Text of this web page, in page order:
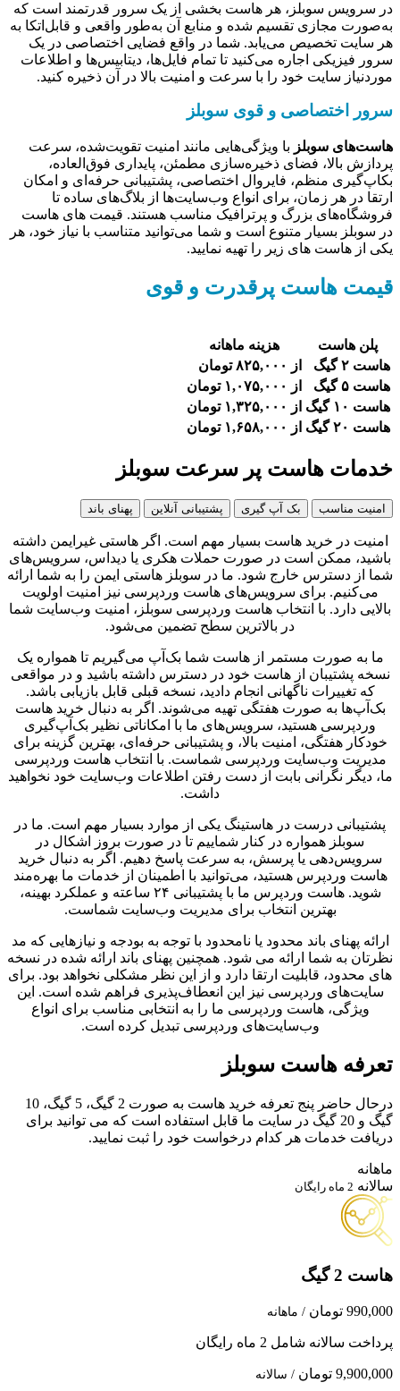
در سرویس سوبلز، هر هاست بخشی از یک سرور قدرتمند است که
به‌صورت مجازی تقسیم شده و منابع آن به‌طور واقعی و قابل‌اتکا به
هر سایت تخصیص می‌یابد. شما در واقع فضایی اختصاصی در یک
سرور فیزیکی اجاره می‌کنید تا تمام فایل‌ها، دیتابیس‌ها و اطلاعات
موردنیاز سایت خود را با سرعت و امنیت بالا در آن ذخیره کنید.
سرور اختصاصی و قوی سوبلز
هاست‌های سوبلز با ویژگی‌هایی مانند امنیت تقویت‌شده، سرعت
پردازش بالا، فضای ذخیره‌سازی مطمئن، پایداری فوق‌العاده،
بکاپ‌گیری منظم، فایروال اختصاصی، پشتیبانی حرفه‌ای و امکان
ارتقا در هر زمان، برای انواع وب‌سایت‌ها از بلاگ‌های ساده تا
فروشگاه‌های بزرگ و پرترافیک مناسب هستند. قیمت های هاست
در سوبلز بسیار متنوع است و شما می‎‌توانید متناسب با نیاز خود، هر
یکی از هاست های زیر را تهیه نمایید.
قیمت هاست پرقدرت و قوی
پلن هاست
هزینه ماهانه
هاست ۲ گیگ
از ۸۲۵,۰۰۰ تومان
هاست ۵ گیگ
از ۱,۰۷۵,۰۰۰ تومان
هاست ۱۰ گیگ
از ۱,۳۲۵,۰۰۰ تومان
هاست ۲۰ گیگ
از ۱,۶۵۸,۰۰۰ تومان
خدمات هاست پر سرعت سوبلز
امنیت مناسب بک آپ گیری پشتیبانی آنلاین پهنای باند
امنیت در خرید هاست بسیار مهم است. اگر هاستی غیرایمن داشته
باشید، ممکن است در صورت حملات هکری یا دیداس، سرویس‌های
شما از دسترس خارج شود. ما در سوبلز هاستی ایمن را به شما ارائه
می‌کنیم. برای سرویس‌های هاست وردپرسی نیز امنیت اولویت
بالایی دارد. با انتخاب هاست وردپرسی سوبلز، امنیت وب‌سایت شما
در بالاترین سطح تضمین می‌شود.
ما به صورت مستمر از هاست شما بک‌آپ می‌گیریم تا همواره یک
نسخه پشتیبان از هاست خود در دسترس داشته باشید و در مواقعی
که تغییرات ناگهانی انجام دادید، نسخه قبلی قابل بازیابی باشد.
بک‌آپ‌ها به صورت هفتگی تهیه می‌شوند. اگر به دنبال خرید هاست
وردپرسی هستید، سرویس‌های ما با امکاناتی نظیر بک‌آپ‌گیری
خودکار هفتگی، امنیت بالا، و پشتیبانی حرفه‌ای، بهترین گزینه برای
مدیریت وب‌سایت وردپرسی شماست. با انتخاب هاست وردپرسی
ما، دیگر نگرانی بابت از دست رفتن اطلاعات وب‌سایت خود نخواهید
داشت.
پشتیبانی درست در هاستینگ یکی از موارد بسیار مهم است. ما در
سوبلز همواره در کنار شماییم تا در صورت بروز اشکال در
سرویس‌دهی یا پرسش، به سرعت پاسخ دهیم. اگر به دنبال خرید
هاست وردپرس هستید، می‌توانید با اطمینان از خدمات ما بهره‌مند
شوید. هاست وردپرس ما با پشتیبانی ۲۴ ساعته و عملکرد بهینه،
بهترین انتخاب برای مدیریت وب‌سایت شماست.
ارائه پهنای باند محدود یا نامحدود با توجه به بودجه و نیازهایی که مد
نظرتان به شما ارائه می شود. همچنین پهنای باند ارائه شده در نسخه
های محدود، قابلیت ارتقا دارد و از این نظر مشکلی نخواهد بود. برای
سایت‌های وردپرسی نیز این انعطاف‌پذیری فراهم شده است. این
ویژگی، هاست وردپرسی ما را به انتخابی مناسب برای انواع
وب‌سایت‌های وردپرسی تبدیل کرده است.
تعرفه هاست سوبلز
درحال حاضر پنج تعرفه خرید هاست به صورت 2 گیگ، 5 گیگ، 10
گیگ و 20 گیگ در سایت ما قابل استفاده است که می توانید برای
دریافت خدمات هر کدام درخواست خود را ثبت نمایید.
ماهانه
سالانه 2 ماه رایگان
هاست 2 گیگ
990,000 تومان / ماهانه
پرداخت سالانه شامل 2 ماه رایگان
9,900,000 تومان / سالانه